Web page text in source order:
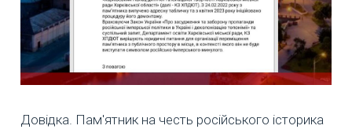
Довідка. Пам'ятник на честь російського історика